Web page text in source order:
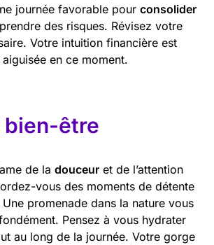
journée favorable pour consolider
des risques. Révisez votre
Votre intuition financière est
en ce moment.
bien-être
de la douceur et de l’attention
vous des moments de détente
promenade dans la nature vous
Pensez à vous hydrater
au long de la journée. Votre gorge